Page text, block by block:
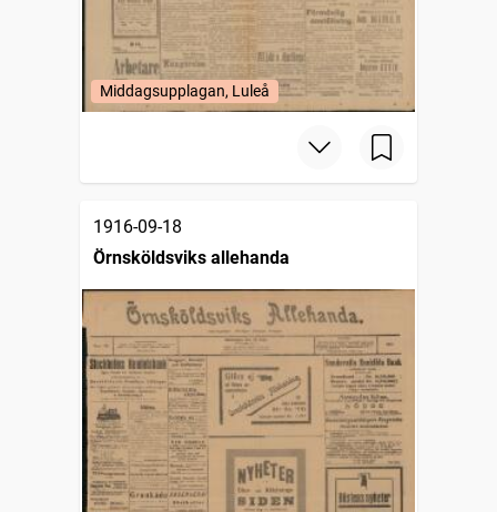
Middagsupplagan, Luleå
1916-09-18
Örnsköldsviks allehanda